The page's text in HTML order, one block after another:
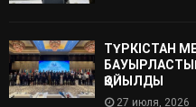
ТҮРКІСТАН
ҚОЙЫЛДЫ
27 июля, 2026